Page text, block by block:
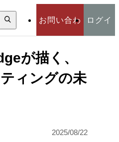
お問い合わ
せ
ログイ
検索
が描く、
ィングの未
2025/08/22